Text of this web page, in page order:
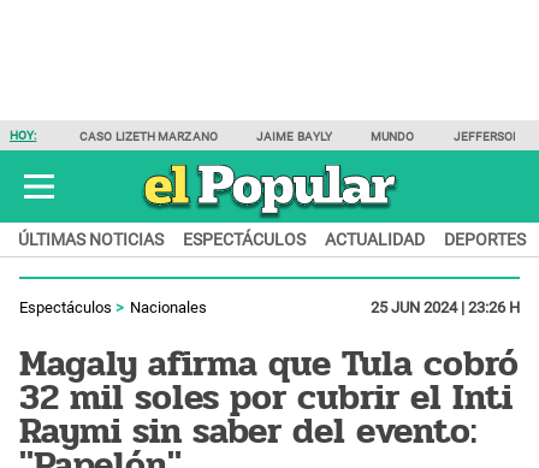
HOY: CASO LIZETH MARZANO JAIME BAYLY MUNDO JEFFERSON
ÚLTIMAS NOTICIAS ESPECTÁCULOS ACTUALIDAD DEPORTES
Espectáculos Nacionales 25 JUN 2024 | 23:26 H
Magaly afirma que Tula cobró
32 mil soles por cubrir el Inti
Raymi sin saber del evento: